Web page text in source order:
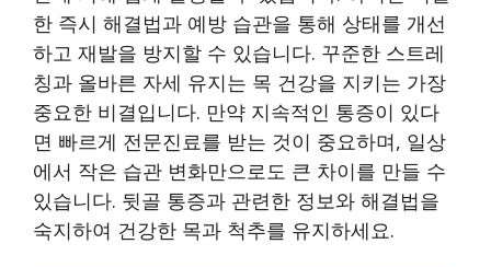
한 즉시 해결법과 예방 습관을 통해 상태를 개선
하고 재발을 방지할 수 있습니다. 꾸준한 스트레
칭과 올바른 자세 유지는 목 건강을 지키는 가장
중요한 비결입니다. 만약 지속적인 통증이 있다
면 빠르게 전문진료를 받는 것이 중요하며, 일상
에서 작은 습관 변화만으로도 큰 차이를 만들 수
있습니다. 뒷골 통증과 관련한 정보와 해결법을
숙지하여 건강한 목과 척추를 유지하세요.